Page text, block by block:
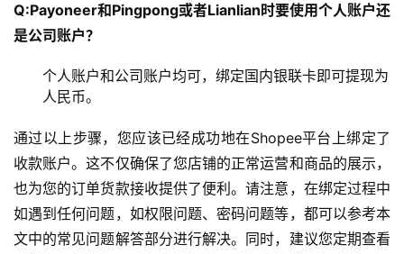
Q:Payoneer和Pingpong或者Lianlian时要使用个人账户还
是公司账户？
个人账户和公司账户均可，绑定国内银联卡即可提现为
人民币。
通过以上步骤，您应该已经成功地在Shopee平台上绑定了
收款账户。这不仅确保了您店铺的正常运营和商品的展示，
也为您的订单货款接收提供了便利。请注意，在绑定过程中
如遇到任何问题，如权限问题、密码问题等，都可以参考本
文中的常见问题解答部分进行解决。同时，建议您定期查看